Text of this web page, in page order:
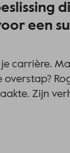
een
carrière.
Zijn